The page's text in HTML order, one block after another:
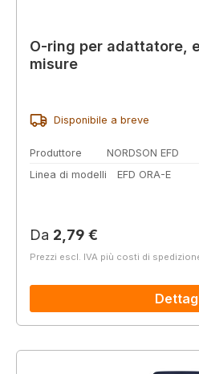
O-ring per adattatore,
misure
Disponibile a breve
Produttore
NORDSON EFD
Linea di modelli
EFD ORA-E
Prezzo normale:
Da 2,79 €
Prezzi escl. IVA più costi di